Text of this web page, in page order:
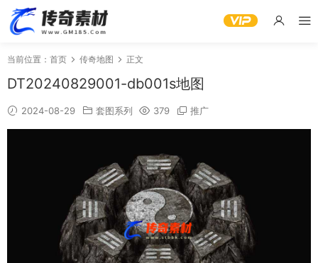
当前位置： 首页 传奇地图 正文
DT20240829001-db001s地图
2024-08-29 套图系列 379 推广